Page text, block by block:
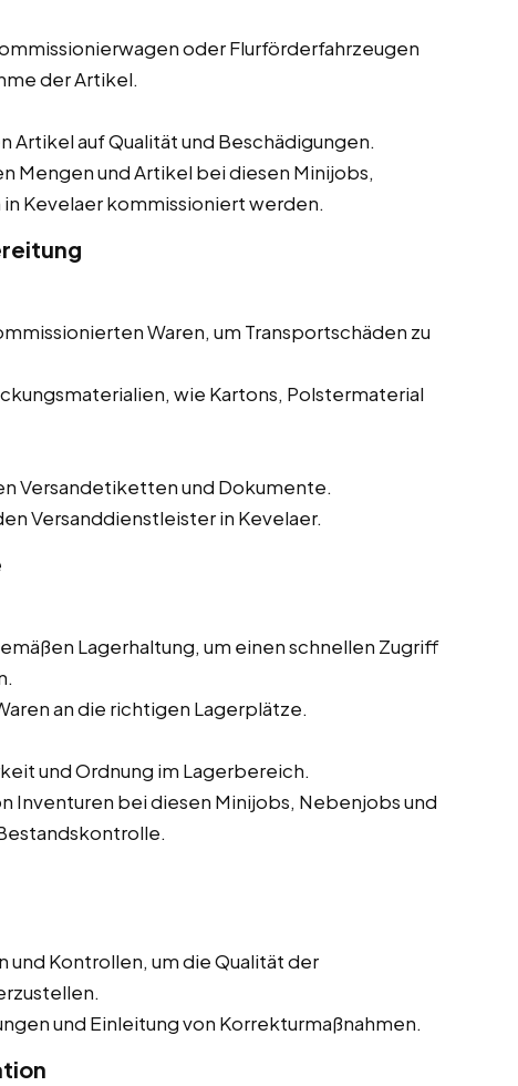
oder Flurförderfahrzeugen
der Artikel.
auf Qualität und Beschädigungen.
Mengen und Artikel bei diesen Minijobs,
Kevelaer kommissioniert werden.
Waren, um Transportschäden zu
wie Kartons, Polstermaterial
Versandetiketten und Dokumente.
Versanddienstleister in Kevelaer.
Lagerhaltung, um einen schnellen Zugriff
an die richtigen Lagerplätze.
und Ordnung im Lagerbereich.
Inventuren bei diesen Minijobs, Nebenjobs und
Kontrollen, um die Qualität der
und Einleitung von Korrekturmaßnahmen.